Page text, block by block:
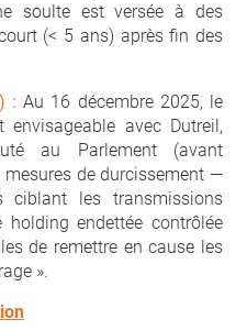
soulte est versée à des
(< 5 ans) après fin des
: Au 16 décembre 2025, le
envisageable avec Dutreil,
au Parlement (avant
de durcissement —
ciblant les transmissions
holding endettée contrôlée
de remettre en cause les
».